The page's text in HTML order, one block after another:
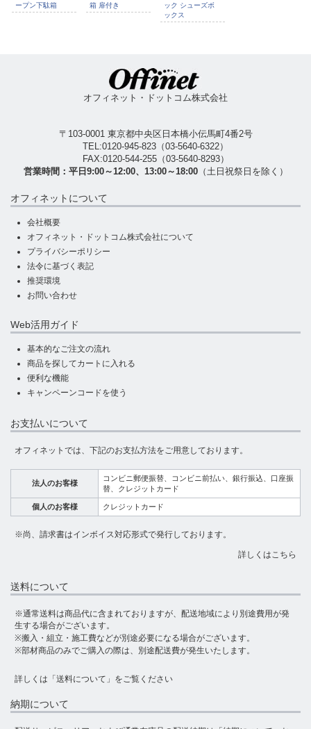
ープン下駄箱
箱 扉付き
ック シューズボ
ックス
オフィネット・ドットコム株式会社
〒103-0001 東京都中央区日本橋小伝馬町4番2号
TEL:0120-945-823 （03-5640-6322）
FAX:0120-544-255（03-5640-8293）
営業時間：平日9:00～12:00、13:00～18:00（土日祝祭日を除く）
オフィネットについて
会社概要
オフィネット・ドットコム株式会社について
プライバシーポリシー
法令に基づく表記
推奨環境
お問い合わせ
Web活用ガイド
基本的なご注文の流れ
商品を探してカートに入れる
便利な機能
キャンペーンコードを使う
お支払いについて
オフィネットでは、下記のお支払方法をご用意しております。
法人のお客様
コンビニ郵便振替、コンビニ前払い、銀行振込、口座振
替、クレジットカード
個人のお客様 クレジットカード
※尚、請求書はインボイス対応形式で発行しております。
詳しくはこちら
送料について
※通常送料は商品代に含まれておりますが、配送地域により別途費用が発
生する場合がございます。
※搬入・組立・施工費などが別途必要になる場合がございます。
※部材商品のみでご購入の際は、別途配送費が発生いたします。
詳しくは 「送料について」 をご覧ください
納期について